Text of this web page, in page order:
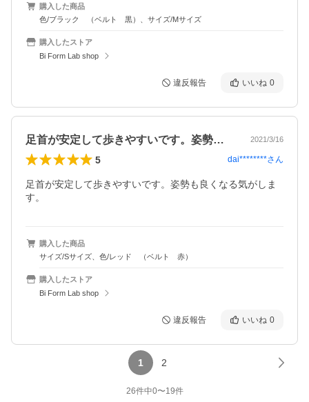
購入した商品
色/ブラック （ベルト 黒）、サイズ/Mサイズ
購入したストア
Bi Form Lab shop
違反報告 いいね 0
足首が安定して歩きやすいです。姿勢も良… 2021/3/16
5 dai********さん
足首が安定して歩きやすいです。姿勢も良くなる気がしま
す。
購入した商品
サイズ/Sサイズ、色/レッド （ベルト 赤）
購入したストア
Bi Form Lab shop
違反報告 いいね 0
1 2
26件中0〜19件